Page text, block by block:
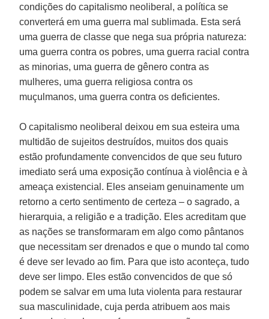
condições do capitalismo neoliberal, a política se
converterá em uma guerra mal sublimada. Esta será
uma guerra de classe que nega sua própria natureza:
uma guerra contra os pobres, uma guerra racial contra
as minorias, uma guerra de gênero contra as
mulheres, uma guerra religiosa contra os
muçulmanos, uma guerra contra os deficientes.
O capitalismo neoliberal deixou em sua esteira uma
multidão de sujeitos destruídos, muitos dos quais
estão profundamente convencidos de que seu futuro
imediato será uma exposição contínua à violência e à
ameaça existencial. Eles anseiam genuinamente um
retorno a certo sentimento de certeza – o sagrado, a
hierarquia, a religião e a tradição. Eles acreditam que
as nações se transformaram em algo como pântanos
que necessitam ser drenados e que o mundo tal como
é deve ser levado ao fim. Para que isto aconteça, tudo
deve ser limpo. Eles estão convencidos de que só
podem se salvar em uma luta violenta para restaurar
sua masculinidade, cuja perda atribuem aos mais